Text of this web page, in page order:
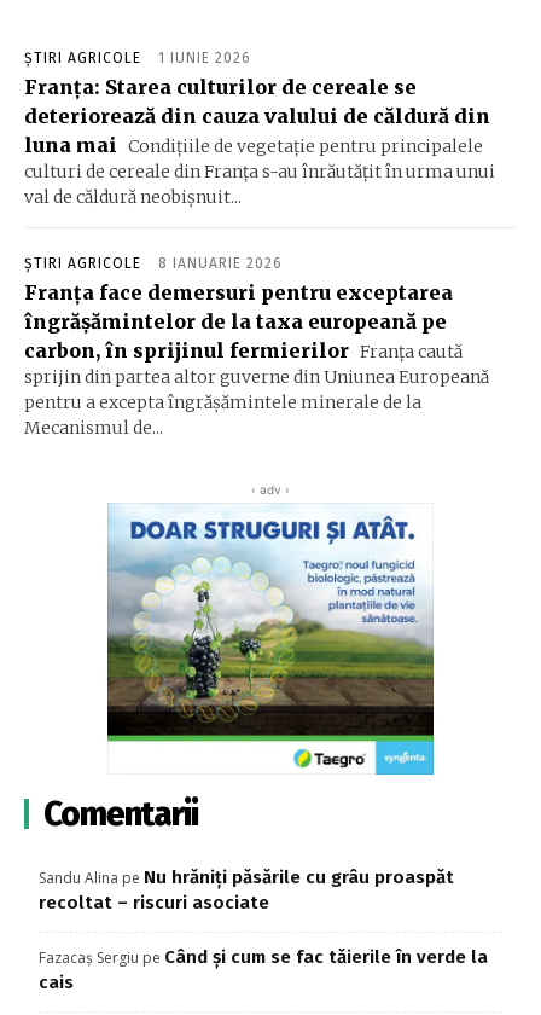
ȘTIRI AGRICOLE 1 IUNIE 2026
Franța: Starea culturilor de cereale se
deteriorează din cauza valului de căldură din
luna mai Condițiile de vegetație pentru principalele
culturi de cereale din Franța s-au înrăutățit în urma unui
val de căldură neobișnuit...
ȘTIRI AGRICOLE 8 IANUARIE 2026
Franța face demersuri pentru exceptarea
îngrășămintelor de la taxa europeană pe
carbon, în sprijinul fermierilor Franța caută
sprijin din partea altor guverne din Uniunea Europeană
pentru a excepta îngrășămintele minerale de la
Mecanismul de...
‹ adv ›
Comentarii
Sandu Alina pe Nu hrăniți păsările cu grâu proaspăt
recoltat – riscuri asociate
Fazacaș Sergiu pe Când și cum se fac tăierile în verde la
cais